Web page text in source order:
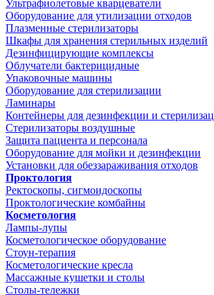
Ультрафиолетовые кварцеватели
Оборудование для утилизации отходов
Плазменные стерилизаторы
Шкафы для хранения стерильных изделий
Дезинфицирующие комплексы
Облучатели бактерицидные
Упаковочные машины
Оборудование для стерилизации
Ламинары
Контейнеры для дезинфекции и
Стерилизаторы воздушные
Защита пациента и персонала
Оборудование для мойки и дезинфекции
Установки для обеззараживания отходов
Проктология
Ректоскопы, сигмоидоскопы
Проктологические комбайны
Косметология
Лампы-лупы
Косметологическое оборудование
Стоун-терапия
Косметологические кресла
Массажные кушетки и столы
Столы-тележки